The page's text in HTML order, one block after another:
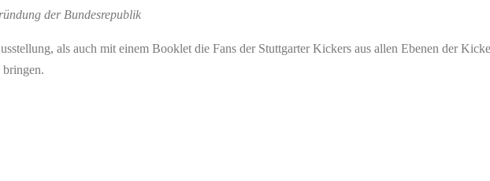
der Bundesrepublik
als auch mit einem Booklet die Fans der Stuttgarter Kickers aus allen Ebenen der
bringen.